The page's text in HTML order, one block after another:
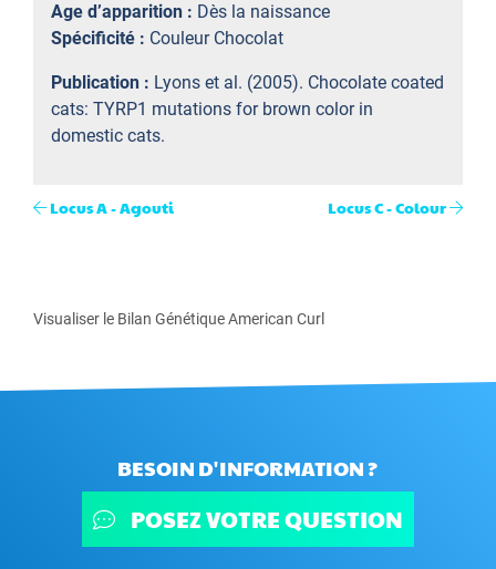
Age d’apparition : Dès la naissance
Spécificité : Couleur Chocolat
Publication : Lyons et al. (2005). Chocolate coated
cats: TYRP1 mutations for brown color in
domestic cats.
Locus A - Agouti Locus C - Colour
Visualiser le Bilan Génétique American Curl
BESOIN D'INFORMATION ?
POSEZ VOTRE QUESTION